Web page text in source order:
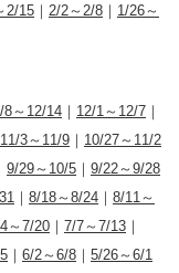
2/15 ｜ 2/2～2/8 ｜ 1/26～
8～12/14 ｜ 12/1～12/7 ｜
11/3～11/9 ｜ 10/27～11/2
9/29～10/5 ｜ 9/22～9/28
｜ 8/18～8/24 ｜ 8/11～
～7/20 ｜ 7/7～7/13 ｜
｜ 6/2～6/8 ｜ 5/26～6/1